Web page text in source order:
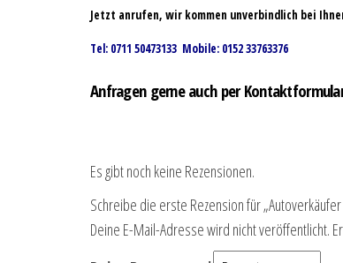
Jetzt anrufen, wir kommen unverbindlich bei
Tel: 0711 50473133 Mobile: 0152 33763376
Anfragen gerne auch per
Es gibt noch keine Rezensionen.
Schreibe die erste Rezension für
Deine E-Mail-Adresse wird nicht veröffentlicht.